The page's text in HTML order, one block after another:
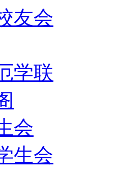
友会
学联
会
生会